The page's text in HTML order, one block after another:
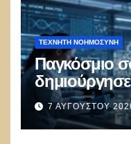
ΤΕΧΝΗΤΉ ΝΟΗΜΟΣΎΝΗ
Παγκόσμιο
υπάρχουν
Συναγερμός:
άρχισε
7 ΑΥΓΟΎΣΤΟΥ